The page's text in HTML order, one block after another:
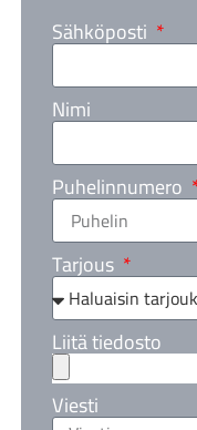
Sähköposti
Nimi
Puhelinnumero
Tarjous
Liitä tiedosto
Viesti